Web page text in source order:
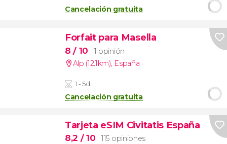
Cancelación gratuita
Forfait para Masella
8/ 10
1 opinión
Alp (12.1km), España
1 - 5d
Cancelación gratuita
Tarjeta eSIM Civitatis España
8,2 / 10 115 opiniones